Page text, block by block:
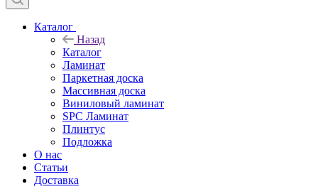
Каталог
Назад
Каталог
Ламинат
Паркетная доска
Массивная доска
Виниловый ламинат
SPC Ламинат
Плинтус
Подложка
О нас
Статьи
Доставка